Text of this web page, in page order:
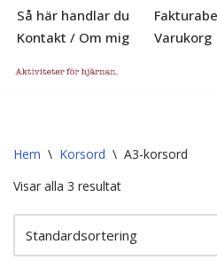
Hoppa
till
Så här handlar du
Kontakt / Om mig
Varukorg
Hem \ Korsord \ A3-korsord
Visar alla 3 resultat